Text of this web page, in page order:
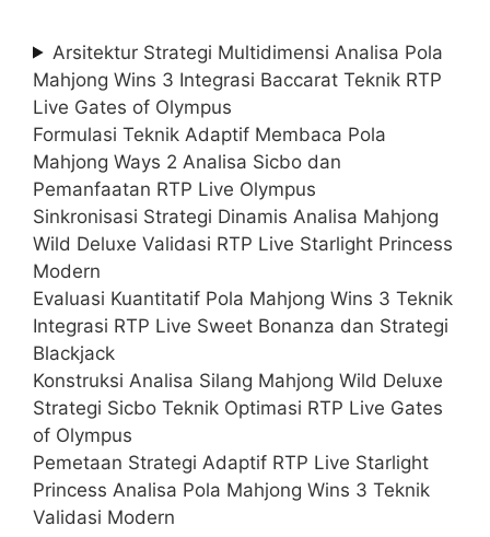
Arsitektur Strategi Multidimensi Analisa Pola
Mahjong Wins 3 Integrasi Baccarat Teknik RTP
Live Gates of Olympus
Formulasi Teknik Adaptif Membaca Pola
Mahjong Ways 2 Analisa Sicbo dan
Pemanfaatan RTP Live Olympus
Sinkronisasi Strategi Dinamis Analisa Mahjong
Wild Deluxe Validasi RTP Live Starlight Princess
Modern
Evaluasi Kuantitatif Pola Mahjong Wins 3 Teknik
Integrasi RTP Live Sweet Bonanza dan Strategi
Blackjack
Konstruksi Analisa Silang Mahjong Wild Deluxe
Strategi Sicbo Teknik Optimasi RTP Live Gates
of Olympus
Pemetaan Strategi Adaptif RTP Live Starlight
Princess Analisa Pola Mahjong Wins 3 Teknik
Validasi Modern